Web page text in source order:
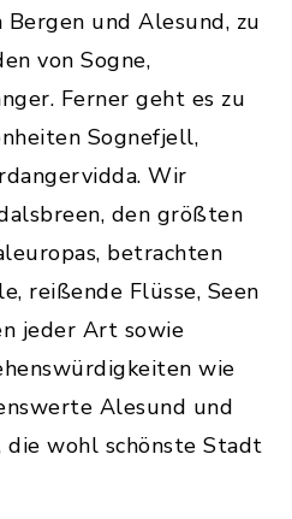
und Alesund, zu
von Sogne,
Ferner geht es zu
Sognefjell,
Wir
den größten
betrachten
reißende Flüsse, Seen
jeder Art sowie
wie
Alesund und
wohl schönste Stadt